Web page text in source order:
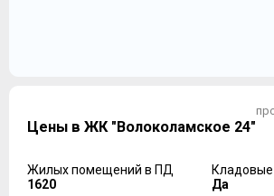
Цены в ЖК "Волоколамское 24"
Жилых помещений в ПД
1620
Кладовые
Да